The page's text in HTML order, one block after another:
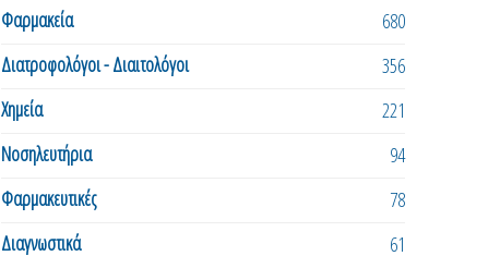
Φαρμακεία
680
Διατροφολόγοι - Διαιτολόγοι
356
Χημεία
221
Νοσηλευτήρια
94
Φαρμακευτικές
78
Διαγνωστικά
61